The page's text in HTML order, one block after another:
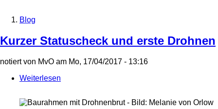
Blog
Kurzer Statuscheck und erste Drohnen
notiert von MvO am Mo, 17/04/2017 - 13:16
Weiterlesen
und